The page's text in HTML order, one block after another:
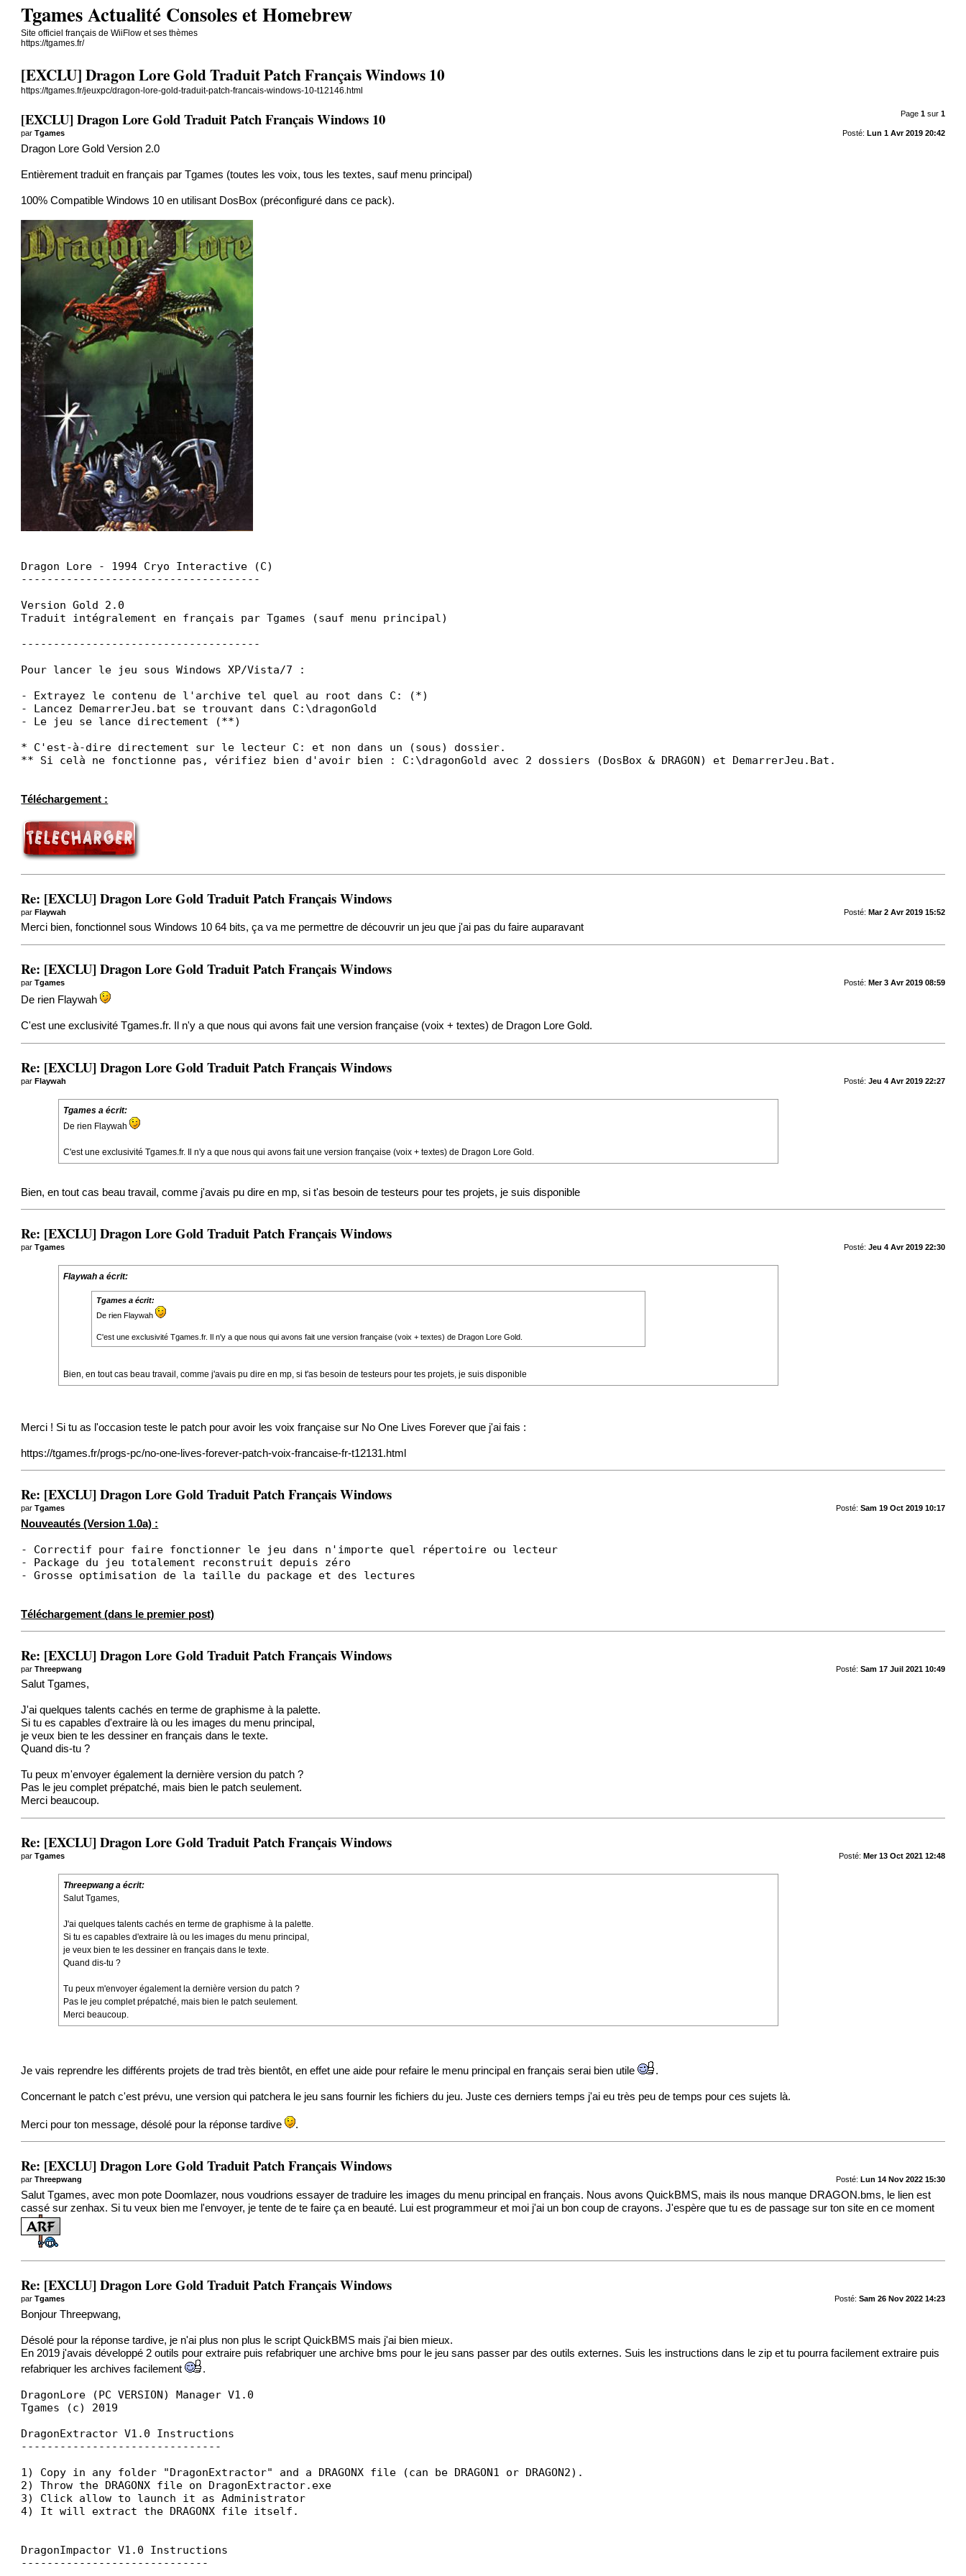
Tgames Actualité Consoles et Homebrew
Site officiel français de WiiFlow et ses thèmes
https://tgames.fr/
[EXCLU] Dragon Lore Gold Traduit Patch Français Windows 10
https://tgames.fr/jeuxpc/dragon-lore-gold-traduit-patch-francais-windows-10-t12146.html
Page 1sur 1
[EXCLU] Dragon Lore Gold Traduit Patch Français Windows 10
Posté: Lun 1 Avr 2019 20:42
parTgames
Dragon Lore Gold Version 2.0
Entièrement traduit en français par Tgames (toutes les voix, tous les textes, sauf menu principal)
100% Compatible Windows 10 en utilisant DosBox (préconfiguré dans ce pack).
Dragon Lore - 1994 Cryo Interactive (C)
-------------------------------------
Version Gold 2.0
Traduit intégralement en français par Tgames (sauf menu principal)
-------------------------------------
Pour lancer le jeu sous Windows XP/Vista/7 :
- Extrayez le contenu de l'archive tel quel au root dans C: (*)
- Lancez DemarrerJeu.bat se trouvant dans C:\dragonGold
- Le jeu se lance directement (**)
* C'est-à-dire directement sur le lecteur C: et non dans un (sous) dossier.
** Si celà ne fonctionne pas, vérifiez bien d'avoir bien : C:\dragonGold avec 2 dossiers (DosBox & DRAGON) et DemarrerJeu.Bat.
Téléchargement :
Re: [EXCLU] Dragon Lore Gold Traduit Patch Français Windows
Posté: Mar 2 Avr 2019 15:52
parFlaywah
Merci bien, fonctionnel sous Windows 10 64 bits, ça va me permettre de découvrir un jeu que j'ai pas du faire auparavant
Re: [EXCLU] Dragon Lore Gold Traduit Patch Français Windows
Posté: Mer 3 Avr 2019 08:59
parTgames
De rien Flaywah
C'est une exclusivité Tgames.fr. Il n'y a que nous qui avons fait une version française (voix + textes) de Dragon Lore Gold.
Re: [EXCLU] Dragon Lore Gold Traduit Patch Français Windows
Posté: Jeu 4 Avr 2019 22:27
parFlaywah
Tgames a écrit:
De rien Flaywah
C'est une exclusivité Tgames.fr. Il n'y a que nous qui avons fait une version française (voix + textes) de Dragon Lore Gold.
Bien, en tout cas beau travail, comme j'avais pu dire en mp, si t'as besoin de testeurs pour tes projets, je suis disponible
Re: [EXCLU] Dragon Lore Gold Traduit Patch Français Windows
Posté: Jeu 4 Avr 2019 22:30
parTgames
Flaywah a écrit:
Tgames a écrit:
De rien Flaywah
C'est une exclusivité Tgames.fr. Il n'y a que nous qui avons fait une version française (voix + textes) de Dragon Lore Gold.
Bien, en tout cas beau travail, comme j'avais pu dire en mp, si t'as besoin de testeurs pour tes projets, je suis disponible
Merci ! Si tu as l'occasion teste le patch pour avoir les voix française sur No One Lives Forever que j'ai fais :
https://tgames.fr/progs-pc/no-one-lives-forever-patch-voix-francaise-fr-t12131.html
Re: [EXCLU] Dragon Lore Gold Traduit Patch Français Windows
Posté: Sam 19 Oct 2019 10:17
parTgames
Nouveautés (Version 1.0a) :
- Correctif pour faire fonctionner le jeu dans n'importe quel répertoire ou lecteur
- Package du jeu totalement reconstruit depuis zéro
- Grosse optimisation de la taille du package et des lectures
Téléchargement (dans le premier post)
Re: [EXCLU] Dragon Lore Gold Traduit Patch Français Windows
Posté: Sam 17 Juil 2021 10:49
parThreepwang
Salut Tgames,
J'ai quelques talents cachés en terme de graphisme à la palette.
Si tu es capables d'extraire là ou les images du menu principal,
je veux bien te les dessiner en français dans le texte.
Quand dis-tu ?
Tu peux m'envoyer également la dernière version du patch ?
Pas le jeu complet prépatché, mais bien le patch seulement.
Merci beaucoup.
Re: [EXCLU] Dragon Lore Gold Traduit Patch Français Windows
Posté: Mer 13 Oct 2021 12:48
parTgames
Threepwang a écrit:
Salut Tgames,
J'ai quelques talents cachés en terme de graphisme à la palette.
Si tu es capables d'extraire là ou les images du menu principal,
je veux bien te les dessiner en français dans le texte.
Quand dis-tu ?
Tu peux m'envoyer également la dernière version du patch ?
Pas le jeu complet prépatché, mais bien le patch seulement.
Merci beaucoup.
Je vais reprendre les différents projets de trad très bientôt, en effet une aide pour refaire le menu principal en français serai bien utile .
Concernant le patch c'est prévu, une version qui patchera le jeu sans fournir les fichiers du jeu. Juste ces derniers temps j'ai eu très peu de temps pour ces sujets là.
Merci pour ton message, désolé pour la réponse tardive .
Re: [EXCLU] Dragon Lore Gold Traduit Patch Français Windows
Posté: Lun 14 Nov 2022 15:30
parThreepwang
Salut Tgames, avec mon pote Doomlazer, nous voudrions essayer de traduire les images du menu principal en français. Nous avons QuickBMS, mais ils nous manque DRAGON.bms, le lien est
cassé sur zenhax. Si tu veux bien me l'envoyer, je tente de te faire ça en beauté. Lui est programmeur et moi j'ai un bon coup de crayons. J'espère que tu es de passage sur ton site en ce moment
Re: [EXCLU] Dragon Lore Gold Traduit Patch Français Windows
Posté: Sam 26 Nov 2022 14:23
parTgames
Bonjour Threepwang,
Désolé pour la réponse tardive, je n'ai plus non plus le script QuickBMS mais j'ai bien mieux.
En 2019 j'avais développé 2 outils pour extraire puis refabriquer une archive bms pour le jeu sans passer par des outils externes. Suis les instructions dans le zip et tu pourra facilement extraire puis
refabriquer les archives facilement
.
DragonLore (PC VERSION) Manager V1.0
Tgames (c) 2019
DragonExtractor V1.0 Instructions
-------------------------------
1) Copy in any folder "DragonExtractor" and a DRAGONX file (can be DRAGON1 or DRAGON2).
2) Throw the DRAGONX file on DragonExtractor.exe
3) Click allow to launch it as Administrator
4) It will extract the DRAGONX file itself.
DragonImpactor V1.0 Instructions
-----------------------------